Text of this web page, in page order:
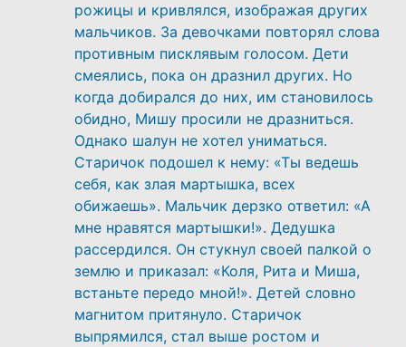
рожицы и кривлялся, изображая других
мальчиков. За девочками повторял слова
противным писклявым голосом. Дети
смеялись, пока он дразнил других. Но
когда добирался до них, им становилось
обидно, Мишу просили не дразниться.
Однако шалун не хотел униматься.
Старичок подошел к нему: «Ты ведешь
себя, как злая мартышка, всех
обижаешь». Мальчик дерзко ответил: «А
мне нравятся мартышки!». Дедушка
рассердился. Он стукнул своей палкой о
землю и приказал: «Коля, Рита и Миша,
встаньте передо мной!». Детей словно
магнитом притянуло. Старичок
выпрямился, стал выше ростом и